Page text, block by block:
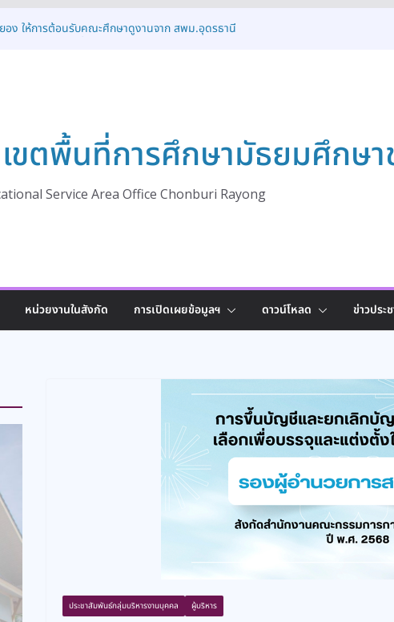
อง ให้การต้อนรับคณะศึกษาดูงานจาก สพม.อุดรธานี
เมืองคุณภาพ
ง เปิดการอบรมโครงการส่งเสริมและพัฒนาระบบการ
ณภาพ ประจำปี 2569
ขตพื้นที่การศึกษามัธยมศึกษา
Service Area Office Chonburi Rayong
หน่วยงานในสังกัด การเปิดเผยข้อมูลฯ ดาวน์โหลด ข่าวประ
ประชาสัมพันธ์กลุ่มบริหารงานบุคคล ผู้บริหาร